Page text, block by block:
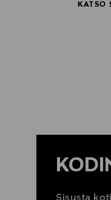
KATSO